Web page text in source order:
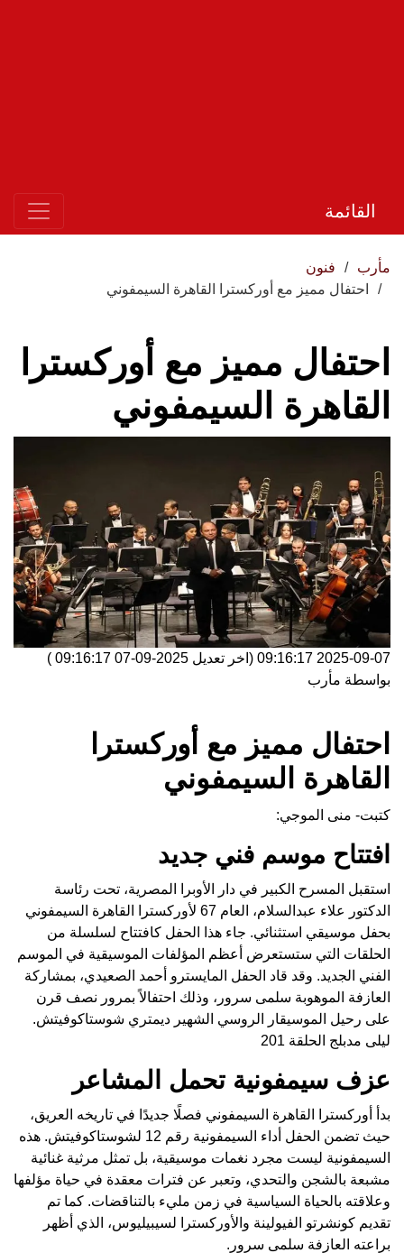
القائمة
مأرب
فنون
احتفال مميز مع أوركسترا القاهرة السيمفوني
احتفال مميز مع أوركسترا
القاهرة السيمفوني
2025-09-07 09:16:17 (اخر تعديل 2025-09-07 09:16:17
)
بواسطة مأرب
احتفال مميز مع أوركسترا
القاهرة السيمفوني
كتبت- منى الموجي:
افتتاح موسم فني جديد
استقبل المسرح الكبير في دار الأوبرا المصرية، تحت رئاسة
الدكتور علاء عبدالسلام، العام 67 لأوركسترا القاهرة السيمفوني
بحفل موسيقي استثنائي. جاء هذا الحفل كافتتاح لسلسلة من
الحلقات التي ستستعرض أعظم المؤلفات الموسيقية في الموسم
الفني الجديد. وقد قاد الحفل المايسترو أحمد الصعيدي، بمشاركة
العازفة الموهوبة سلمى سرور، وذلك احتفالاً بمرور نصف قرن
على رحيل الموسيقار الروسي الشهير ديمتري شوستاكوفيتش.
ليلى مدبلج الحلقة 201
عزف سيمفونية تحمل المشاعر
بدأ أوركسترا القاهرة السيمفوني فصلًا جديدًا في تاريخه العريق،
حيث تضمن الحفل أداء السيمفونية رقم 12 لشوستاكوفيتش. هذه
السيمفونية ليست مجرد نغمات موسيقية، بل تمثل مرثية غنائية
مشبعة بالشجن والتحدي، وتعبر عن فترات معقدة في حياة مؤلفها
وعلاقته بالحياة السياسية في زمن مليء بالتناقضات. كما تم
تقديم كونشرتو الفيولينة والأوركسترا لسيبيليوس، الذي أظهر
براعته العازفة سلمى سرور.